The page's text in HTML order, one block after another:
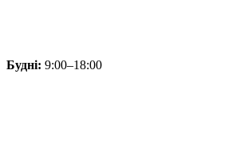
Будні: 9:00–18:00